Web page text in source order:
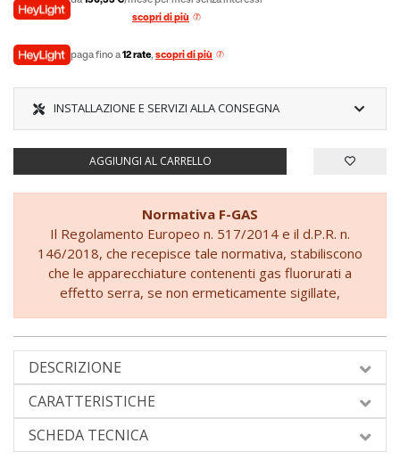
scopri di più
paga fino a12 rate, scopri di più
INSTALLAZIONE E SERVIZI ALLA CONSEGNA
AGGIUNGI AL CARRELLO
Normativa F-GAS
Il Regolamento Europeo n. 517/2014 e il d.P.R. n.
146/2018, che recepisce tale normativa, stabiliscono
che le apparecchiature contenenti gas fluorurati a
effetto serra, se non ermeticamente sigillate,
dimostra che l'installazione è eseguita da un'azienda
certificata.
Pertanto, prima di completare l'ordine, sarà
necessario fornire l'impegno a rispettare le normative
europee e nazionali vigenti per l'installazione
dell'apparecchiatura.
Questa dichiarazione è obbligatoria per concludere
DESCRIZIONE
CARATTERISTICHE
SCHEDA TECNICA